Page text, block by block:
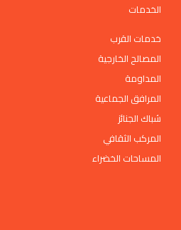
الخدمات
خدمات القرب
المصالح الخارجية
المداومة
المرافق الجماعية
شباك الجنائز
المركب الثقافي
المساحات الخضراء